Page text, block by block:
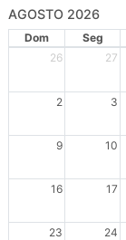
AGOSTO 2026
Dom Seg
26
27
2 3
9 10
16 17
23 24